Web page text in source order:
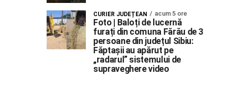
CURIER JUDEȚEAN acum 5 ore
Foto | Baloți de lucernă
furați din comuna Fărău de 3
persoane din județul Sibiu:
Făptașii au apărut pe
„radarul” sistemului de
supraveghere video